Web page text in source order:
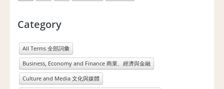
Category
All Terms 全部詞彙
Business, Economy and Finance 商業、經濟與金融
Culture and Media 文化與媒體